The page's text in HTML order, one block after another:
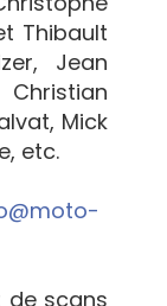
Thibault
Jean
Mick
etc.
scans